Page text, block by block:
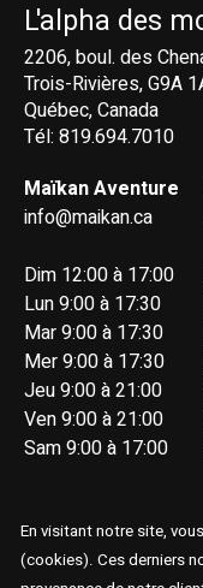
L'alpha des
2206, boul. des
Trois-Rivières, G9A
Québec, Canada
Tél: 819.694.7010
Maïkan Aventure
info@maikan.ca
Dim 12:00 à 17:00
Lun 9:00 à 17:30
Mar 9:00 à 17:30
Mer 9:00 à 17:30
Jeu 9:00 à 21:00
Ven 9:00 à 21:00
Sam 9:00 à 17:00
En visitant notre site,
(cookies). Ces derniers